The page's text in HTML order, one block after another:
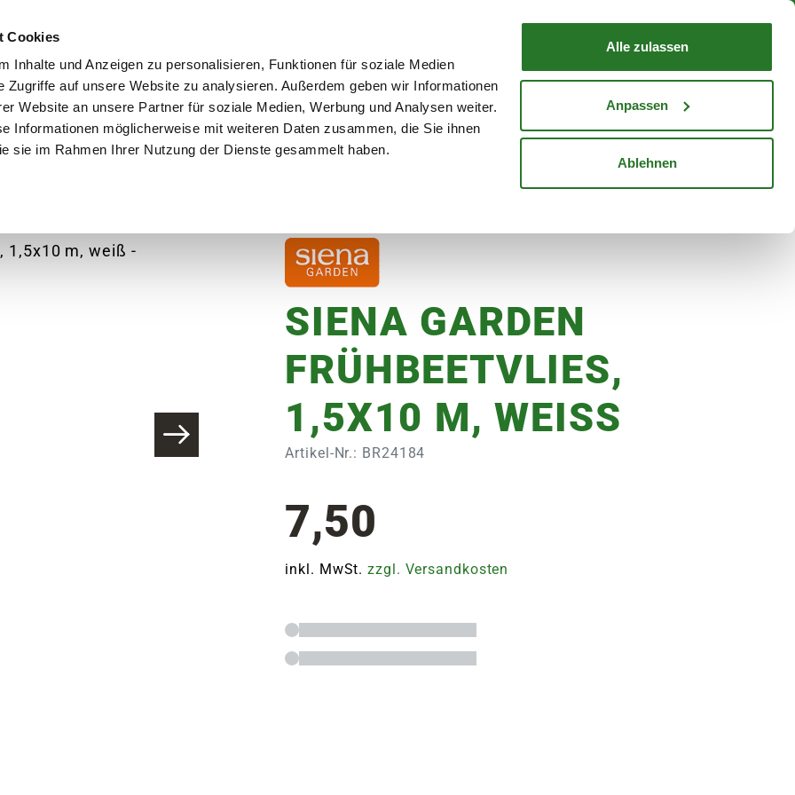
Cookies
Inhalte und Anzeigen zu personalisieren, Funktionen für soziale Medien
Zugriffe auf unsere Website zu analysieren. Außerdem geben wir Informationen
Website an unsere Partner für soziale Medien, Werbung und Analysen weiter.
Informationen möglicherweise mit weiteren Daten zusammen, die Sie ihnen
sie im Rahmen Ihrer Nutzung der Dienste gesammelt haben.
Alle zulassen
Anpassen
Ablehnen
Mein KontoStandorte
WARENKORB
Garten Aktuelles Ratgeber Gutscheine Karriere
SIENA GARDEN
FRÜHBEETVLIES,
1,5X10 M, WEISS
Artikel-Nr.: BR24184
7,50
inkl. MwSt.zzgl. Versandkosten